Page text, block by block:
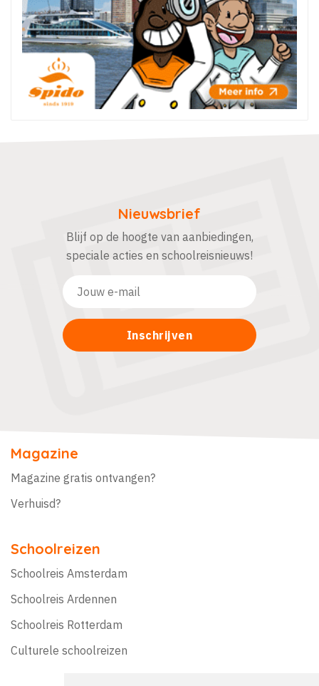
Nieuwsbrief
Blijf op de hoogte van aanbiedingen,
speciale acties en schoolreisnieuws!
Magazine
Magazine gratis ontvangen?
Verhuisd?
Schoolreizen
Schoolreis Amsterdam
Schoolreis Ardennen
Schoolreis Rotterdam
Culturele schoolreizen